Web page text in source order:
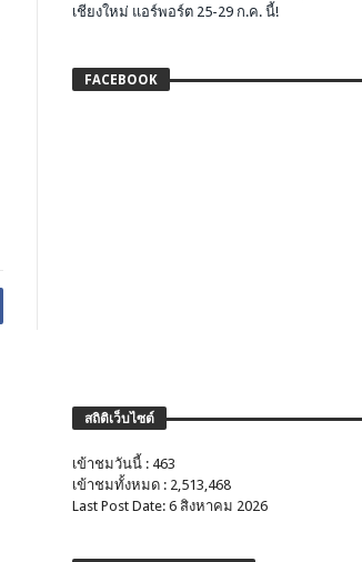
เชียงใหม่ แอร์พอร์ต 25-29 ก.ค. นี้!
FACEBOOK
สถิติเว็บไซต์
เข้าชมวันนี้ : 463
เข้าชมทั้งหมด : 2,513,468
Last Post Date: 6 สิงหาคม 2026